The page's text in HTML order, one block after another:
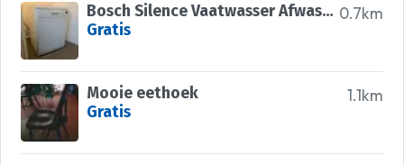
0.7km
Bosch Silence Vaatwasser Afwasmachine
Gratis
1.1km
Mooie eethoek
Gratis